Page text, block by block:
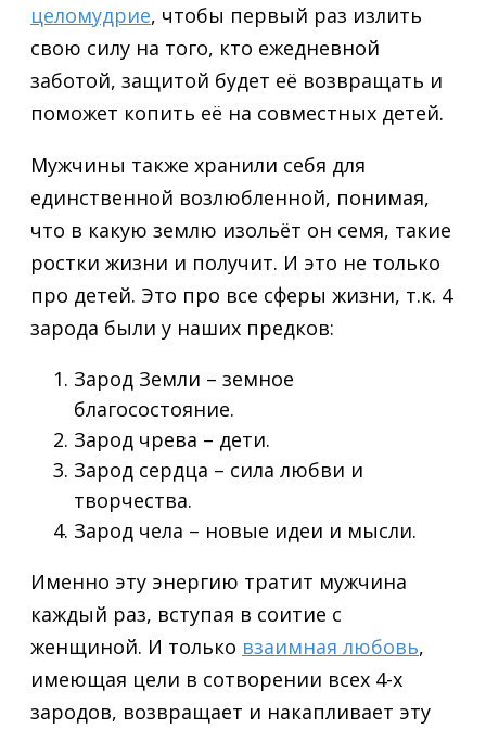
целомудрие, чтобы первый раз излить
свою силу на того, кто ежедневной
заботой, защитой будет её возвращать и
поможет копить её на совместных детей.
Мужчины также хранили себя для
единственной возлюбленной, понимая,
что в какую землю изольёт он семя, такие
ростки жизни и получит. И это не только
про детей. Это про все сферы жизни, т.к. 4
зарода были у наших предков:
Зарод Земли – земное
благосостояние.
Зарод чрева – дети.
Зарод сердца – сила любви и
творчества.
Зарод чела – новые идеи и мысли.
Именно эту энергию тратит мужчина
каждый раз, вступая в соитие с
женщиной. И только взаимная любовь,
имеющая цели в сотворении всех 4-х
зародов, возвращает и накапливает эту